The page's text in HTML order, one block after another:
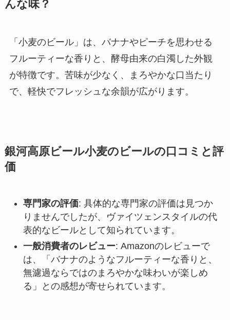
んな味？
「小麦のビール」は、バナナやピーチを思わせる
フルーティーな香りと、酵母由来の白濁した外観
が特徴です。苦味が少なく、まろやかな口当たり
で、軽快でフレッシュな余韻が広がります。
銀河高原ビール小麦のビールの 口コミと評
価
専門家の評価: 具体的な専門家の評価は見つか
りませんでしたが、ヴァイツェンスタイルの代
表的なビールとして知られています。
一般消費者のレビュー: Amazonのレビューで
は、「バナナのようなフルーティーな香りと、
無濾過ならではのまろやかな味わいが楽しめ
る」との感想が寄せられています。